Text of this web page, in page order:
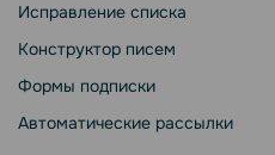
Исправление списка
Конструктор писем
Формы подписки
Автоматические рассылки